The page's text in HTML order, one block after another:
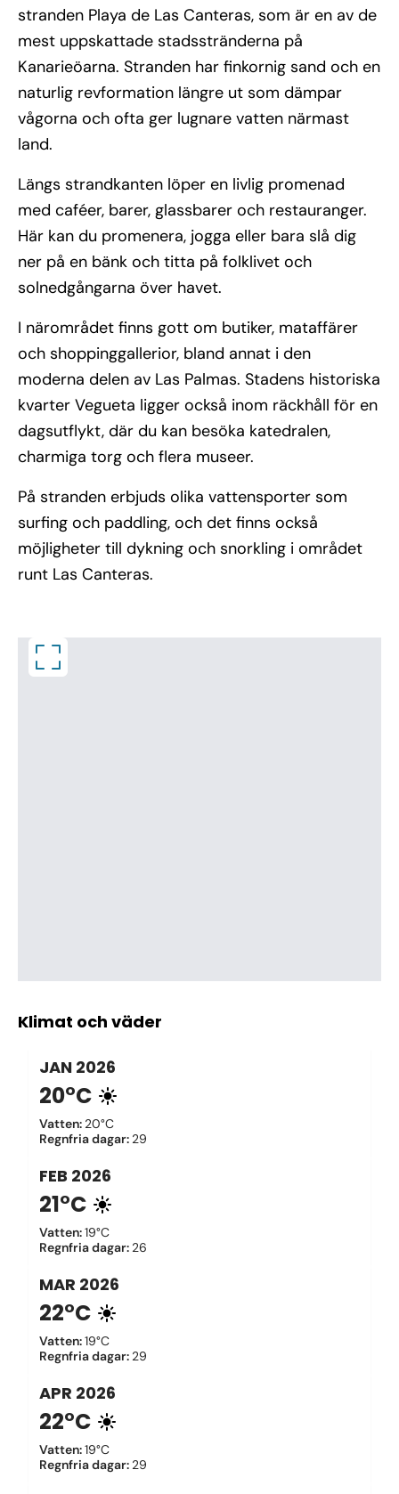
stranden Playa de Las Canteras, som är en av de
mest uppskattade stadsstränderna på
Kanarieöarna. Stranden har finkornig sand och en
naturlig revformation längre ut som dämpar
vågorna och ofta ger lugnare vatten närmast
land.
Längs strandkanten löper en livlig promenad
med caféer, barer, glassbarer och restauranger.
Här kan du promenera, jogga eller bara slå dig
ner på en bänk och titta på folklivet och
solnedgångarna över havet.
I närområdet finns gott om butiker, mataffärer
och shoppinggallerior, bland annat i den
moderna delen av Las Palmas. Stadens historiska
kvarter Vegueta ligger också inom räckhåll för en
dagsutflykt, där du kan besöka katedralen,
charmiga torg och flera museer.
På stranden erbjuds olika vattensporter som
surfing och paddling, och det finns också
möjligheter till dykning och snorkling i området
runt Las Canteras.
Klimat och väder
JAN 2026
20°C
Vatten: 20°C
Regnfria dagar: 29
FEB 2026
21°C
Vatten:19°C
Regnfria dagar: 26
MAR 2026
22°C
Vatten:19°C
Regnfria dagar: 29
APR 2026
22°C
Vatten:19°C
Regnfria dagar: 29